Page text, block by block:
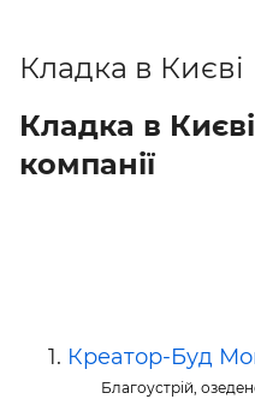
Кладка в Києві
Кладка в
компанії
Креатор-Буд
Благоустрій,